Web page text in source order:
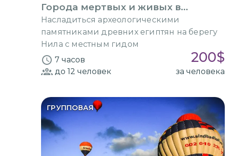
Города мертвых и живых в
Луксоре
Насладиться археологическими
памятниками древних египтян на берегу
Нила с местным гидом
7 часов
200$
до 12 человек за человека
ГРУППОВАЯ